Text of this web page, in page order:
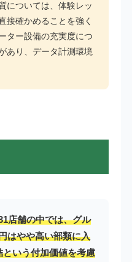
については、体験レッ
接確かめることを強く
ター設備の充実度につ
あり、データ計測環境
店舗の中では、グル
はやや高い部類に入
いう付加価値を考慮